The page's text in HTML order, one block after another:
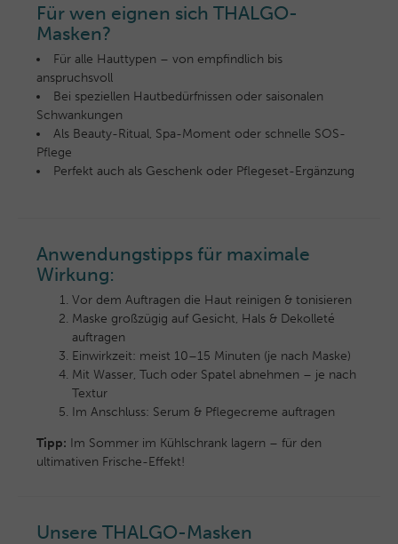
Für wen eignen sich THALGO-
Masken?
Für alle Hauttypen – von empfindlich bis
anspruchsvoll
Bei speziellen Hautbedürfnissen oder saisonalen
Schwankungen
Als Beauty-Ritual, Spa-Moment oder schnelle SOS-
Pflege
Perfekt auch als Geschenk oder Pflegeset-Ergänzung
Anwendungstipps für maximale
Wirkung:
Vor dem Auftragen die Haut reinigen & tonisieren
Maske großzügig auf Gesicht, Hals & Dekolleté
auftragen
Einwirkzeit: meist 10–15 Minuten (je nach Maske)
Mit Wasser, Tuch oder Spatel abnehmen – je nach
Textur
Im Anschluss: Serum & Pflegecreme auftragen
Tipp: Im Sommer im Kühlschrank lagern – für den
ultimativen Frische-Effekt!
Unsere THALGO-Masken